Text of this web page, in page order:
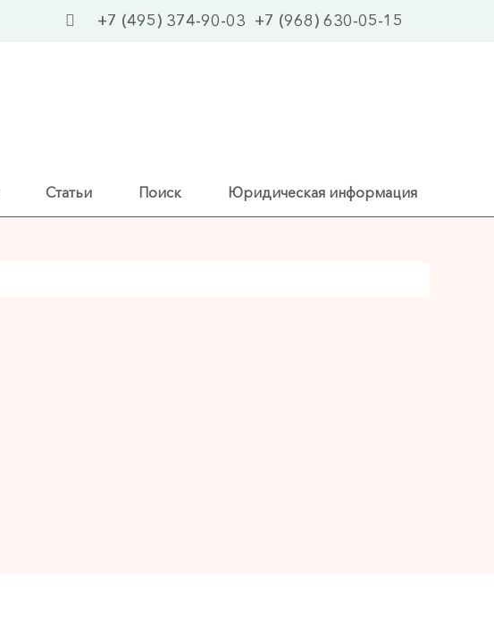
+7 (495) 374-90-03 +7 (968) 630-05-15
Статьи Поиск Юридическая информация